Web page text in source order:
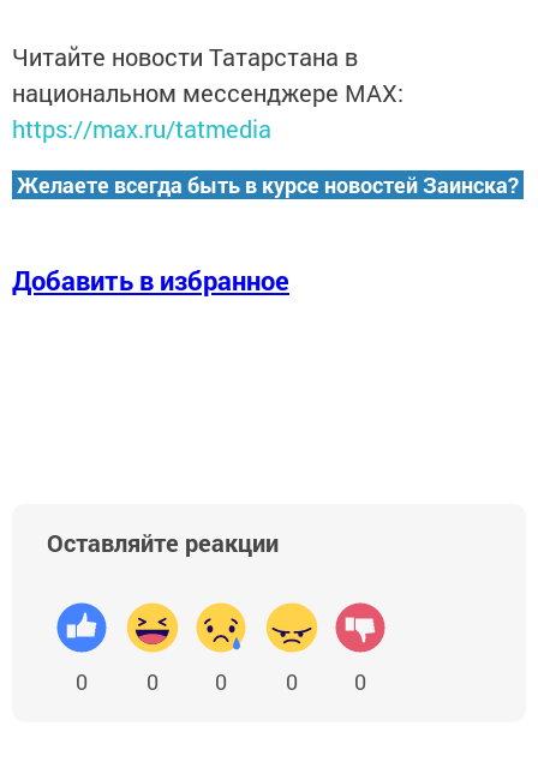
Читайте новости Татарстана в
национальном мессенджере MАХ:
https://max.ru/tatmedia
Желаете всегда быть в курсе новостей Заинска?
Добавить в избранное
Оставляйте реакции
0 0 0 0 0